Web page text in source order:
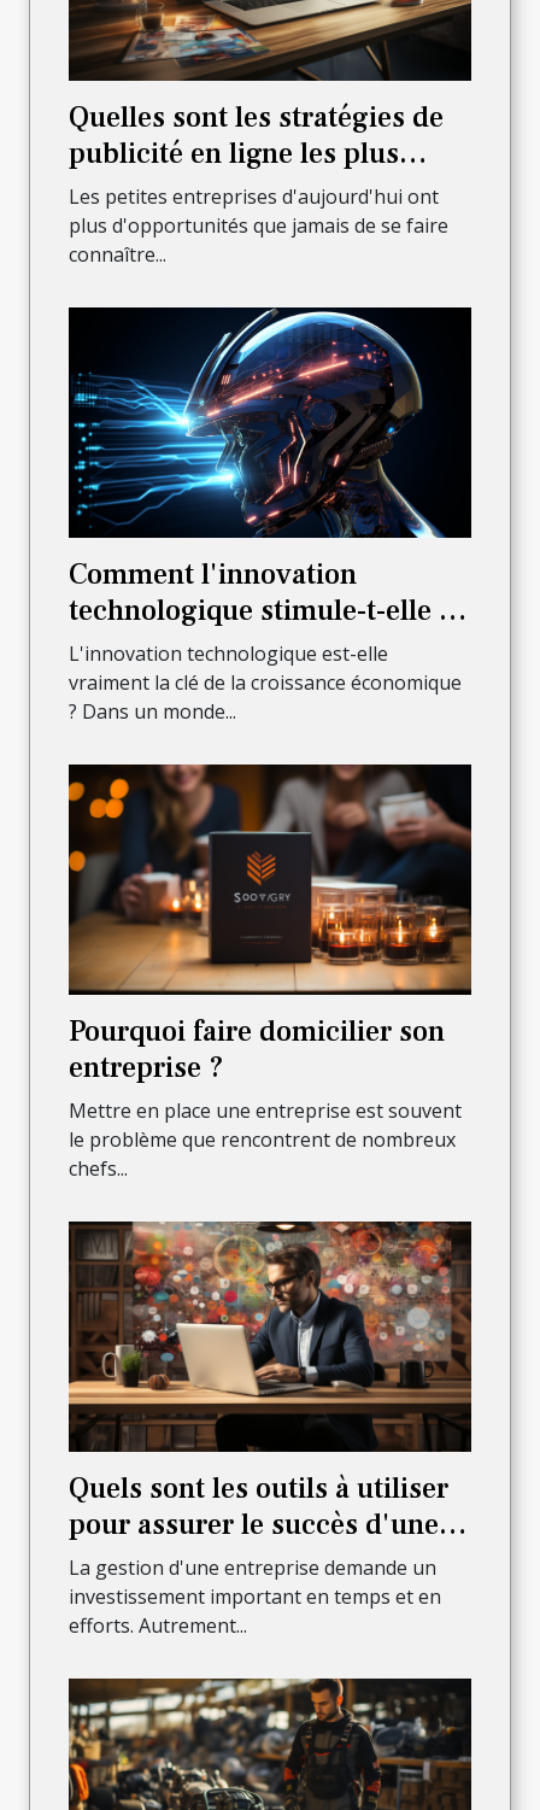
Quelles sont les stratégies de
publicité en ligne les plus
efficaces pour les petites
entreprises ?
Les petites entreprises d'aujourd'hui ont
plus d'opportunités que jamais de se faire
connaître...
Comment l'innovation
technologique stimule-t-elle la
croissance économique?
L'innovation technologique est-elle
vraiment la clé de la croissance économique
? Dans un monde...
Pourquoi faire domicilier son
entreprise ?
Mettre en place une entreprise est souvent
le problème que rencontrent de nombreux
chefs...
Quels sont les outils à utiliser
pour assurer le succès d'une
entreprise en ligne ?
La gestion d'une entreprise demande un
investissement important en temps et en
efforts. Autrement...